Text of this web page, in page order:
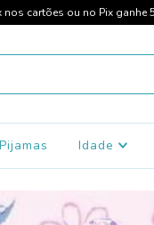
nos cartões ou no Pix ganhe
Pijamas Idade